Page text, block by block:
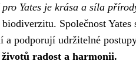
Yates je krása a síla
Společnost Yates
a podporují udržitelné
radost a harmonii.